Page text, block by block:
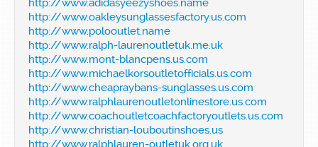
http://www.adidasyeezyshoes.name
http://www.oakleysunglassesfactory.us.com
http://www.polooutlet.name
http://www.ralph-laurenoutletuk.me.uk
http://www.mont-blancpens.us.com
http://www.michaelkorsoutletofficials.us.com
http://www.cheapraybans-sunglasses.us.com
http://www.ralphlaurenoutletonlinestore.us.com
http://www.coachoutletcoachfactoryoutlets.us.com
http://www.christian-louboutinshoes.us
http://www.ralphlauren-outletuk.org.uk